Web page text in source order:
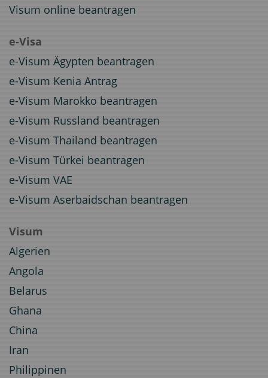
Visum online beantragen
e-Visa
e-Visum Ägypten beantragen
e-Visum Kenia Antrag
e-Visum Marokko beantragen
e-Visum Russland beantragen
e-Visum Thailand beantragen
e-Visum Türkei beantragen
e-Visum VAE
e-Visum Aserbaidschan beantragen
Visum
Algerien
Angola
Belarus
Ghana
China
Iran
Philippinen